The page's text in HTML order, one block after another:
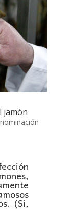
jamón
(Si,